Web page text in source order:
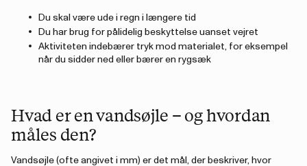
Du skal være ude i regn i længere tid
Du har brug for pålidelig beskyttelse uanset vejret
Aktiviteten indebærer tryk mod materialet, for eksempel
når du sidder ned eller bærer en rygsæk
Hvad er en vandsøjle – og hvordan
måles den?
Vandsøjle (ofte angivet i mm) er det mål, der beskriver, hvor